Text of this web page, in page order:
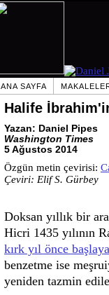
ANA SAYFA
Halife
Yazan: Daniel Pipes
Washington Times
5 Ağustos 2014
Özgün metin çevirisi:
Çeviri: Elif S. Gürbey
Doksan yıllık bir
Hicri 1435 yılının
kırk yıl önce
benzetme ise
yeniden tazmin